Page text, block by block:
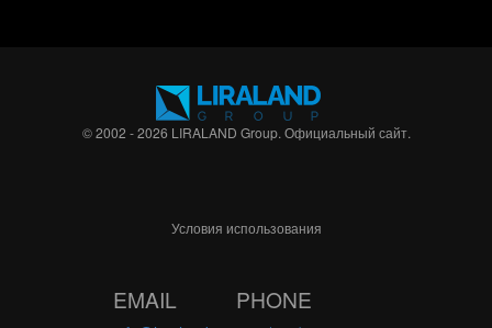
© 2002 - 2026 LIRALAND Group. Официальный сайт.
Условия использования
EMAIL PHONE